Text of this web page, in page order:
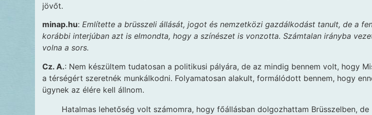
jövőt.
minap.hu: Említette a brüsszeli állását, jogot és nemzetközi gazdálkodást tanult, de a
korábbi interjúban azt is elmondta, hogy a színészet is vonzotta. Számtalan irányba
volna a sors.
Cz. A.: Nem készültem tudatosan a politikusi pályára, de az mindig bennem volt, hogy
a térségért szeretnék munkálkodni. Folyamatosan alakult, formálódott bennem, hogy
ügynek az élére kell állnom.
Hatalmas lehetőség volt számomra, hogy főállásban dolgozhattam Brüsszelben, de